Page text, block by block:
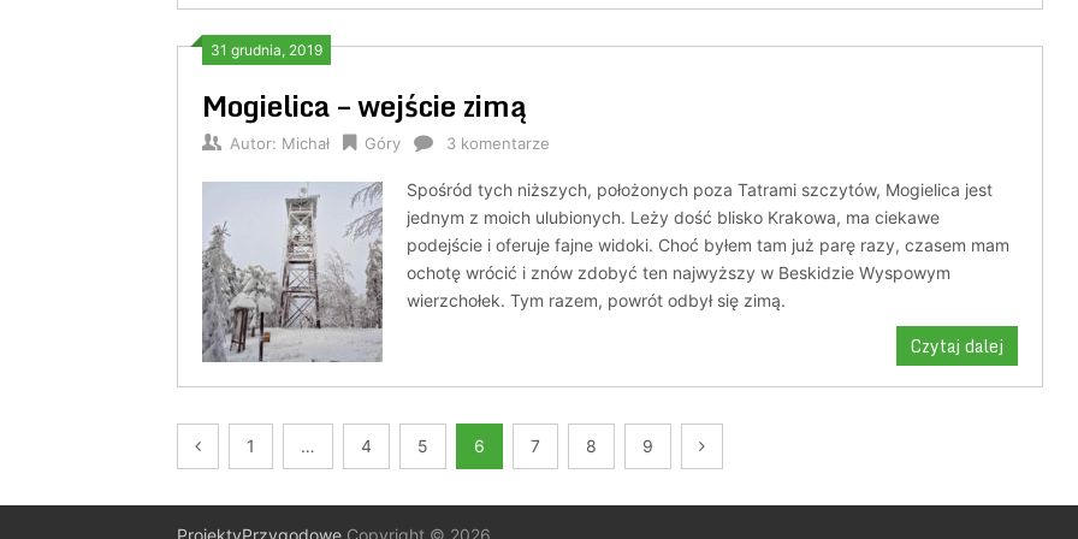
31 grudnia, 2019
Mogielica – wejście zimą
Autor: Michał Góry 3 komentarze
Spośród tych niższych, położonych poza Tatrami szczytów, Mogielica jest
jednym z moich ulubionych. Leży dość blisko Krakowa, ma ciekawe
podejście i oferuje fajne widoki. Choć byłem tam już parę razy, czasem mam
ochotę wrócić i znów zdobyć ten najwyższy w Beskidzie Wyspowym
wierzchołek. Tym razem, powrót odbył się zimą.
Czytaj dalej
Nawigacja
1 … 4 5 6 7 8 9
ProjektyPrzygodowe Copyright © 2026.